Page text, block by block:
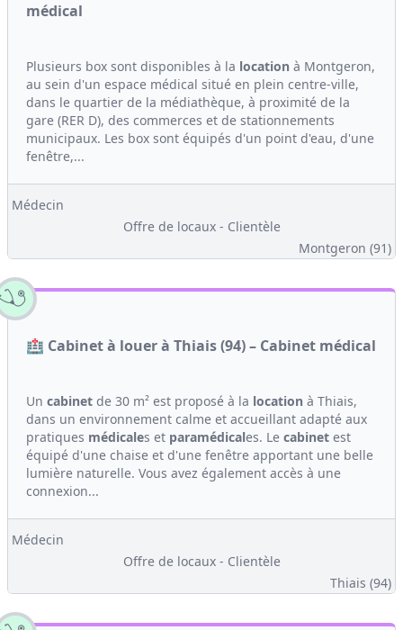
médical
Plusieurs box sont disponibles à la location à Montgeron,
au sein d'un espace médical situé en plein centre-ville,
dans le quartier de la médiathèque, à proximité de la
gare (RER D), des commerces et de stationnements
municipaux. Les box sont équipés d'un point d'eau, d'une
fenêtre,...
Médecin
Offre de locaux - Clientèle
Montgeron (91)
🏥 Cabinet à louer à Thiais (94) – Cabinet médical
Un cabinet de 30 m² est proposé à la location à Thiais,
dans un environnement calme et accueillant adapté aux
pratiques médicales et paramédicales. Le cabinet est
équipé d'une chaise et d'une fenêtre apportant une belle
lumière naturelle. Vous avez également accès à une
connexion...
Médecin
Offre de locaux - Clientèle
Thiais (94)